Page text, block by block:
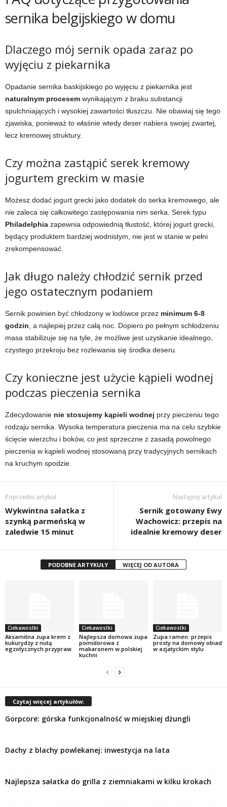
sernika belgijskiego w domu
Dlaczego mój sernik opada zaraz po
wyjęciu z piekarnika
Opadanie sernika baskijskiego po wyjęciu z piekarnika jest
naturalnym procesem wynikającym z braku substancji
spulchniających i wysokiej zawartości tłuszczu. Nie obawiaj się tego
zjawiska, ponieważ to właśnie wtedy deser nabiera swojej zwartej,
lecz kremowej struktury.
Czy można zastąpić serek kremowy
jogurtem greckim w masie
Możesz dodać jogurt grecki jako dodatek do serka kremowego, ale
nie zaleca się całkowitego zastępowania nim serka. Serek typu
Philadelphia zapewnia odpowiednią tłustość, której jogurt grecki,
będący produktem bardziej wodnistym, nie jest w stanie w pełni
zrekompensować.
Jak długo należy chłodzić sernik przed
jego ostatecznym podaniem
Sernik powinien być chłodzony w lodówce przez minimum 6-8
godzin , a najlepiej przez całą noc. Dopiero po pełnym schłodzeniu
masa stabilizuje się na tyle, że możliwe jest uzyskanie idealnego,
czystego przekroju bez rozlewania się środka deseru.
Czy konieczne jest użycie kąpieli wodnej
podczas pieczenia sernika
Zdecydowanie nie stosujemy kąpieli wodnej przy pieczeniu tego
rodzaju sernika. Wysoka temperatura pieczenia ma na celu szybkie
ścięcie wierzchu i boków, co jest sprzeczne z zasadą powolnego
pieczenia w kąpieli wodnej stosowaną przy tradycyjnych sernikach
na kruchym spodzie.
Poprzedni artykuł
Wykwintna sałatka z
szynką parmeńską w
zaledwie 15 minut
Następny artykuł
Sernik gotowany Ewy
Wachowicz: przepis na
idealnie kremowy deser
PODOBNE ARTYKUŁY WIĘCEJ OD AUTORA
Ciekawostki
Aksamitna zupa krem z
kukurydzy z nutą
egzotycznych przypraw
Ciekawostki
Najlepsza domowa zupa
pomidorowa z
makaronem w polskiej
kuchni
Ciekawostki
Zupa ramen: przepis
prosty na domowy obiad
w azjatyckim stylu
Czytaj więcej artykułów:
Gorpcore: górska funkcjonalność w miejskiej dżungli
Dachy z blachy powlekanej: inwestycja na lata
Najlepsza sałatka do grilla z ziemniakami w kilku krokach